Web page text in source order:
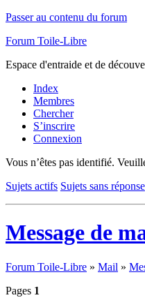
Passer au contenu du forum
Forum Toile-Libre
Espace d'entraide et de
Index
Membres
Chercher
S’inscrire
Connexion
Vous n’êtes pas identifié.
Sujets actifs Sujets sans réponse
Message de
Forum Toile-Libre » Mail »
Pages 1